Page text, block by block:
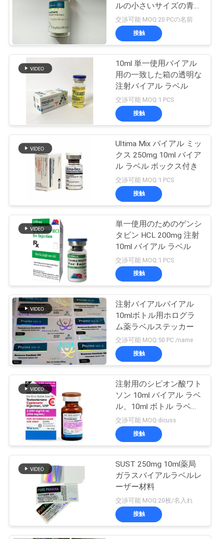
理
に
な
ュ
ー
ス
場
図
PRIVACY
POLICY
10ml ガラスびん箱
45
保証ホログラムの
ステッカー
27
薬剤包装箱
薬のびんのラベル
薬のびん箱
ルの小さいサイズの青い
デザインのホログラムの
光沢のある効果
交渉可能 MOQ:20 PCの名前
接触
10ml 単一使用バイアル
用の一致した箱の透明な
注射バイアル ラベル
交渉可能 MOQ:1 PCS
接触
Ultima Mix バイアル ミッ
クス 250mg 10ml バイア
ル ラベル ボックス付き
交渉可能 MOQ:1 PCS
接触
単一使用のためのゲンシ
タビン HCL 200mg 注射
10ml バイアル ラベル
交渉可能 MOQ:1 PCS
接触
注射バイアルバイアル
10mlボトル用ホログラ
ム薬ラベルステッカー
交渉可能 MOQ:50 PC /name
接触
注射用のシピオン酸ワト
ソン 10ml バイアル ラベ
ル、10ml ボトル ラベル
をテストします
交渉可能 MOQ:dicuss
接触
SUST 250mg 10ml薬局
ガラスバイアルラベルレ
ーザー材料
交渉可能 MOQ:20枚/名入れ
接触